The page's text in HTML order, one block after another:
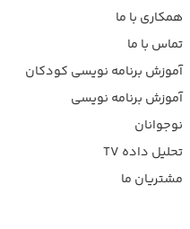
همکاری با ما
تماس با ما
آموزش برنامه نویسی کودکان
آموزش برنامه نویسی
نوجوانان
تحلیل داده TV
مشتریان ما